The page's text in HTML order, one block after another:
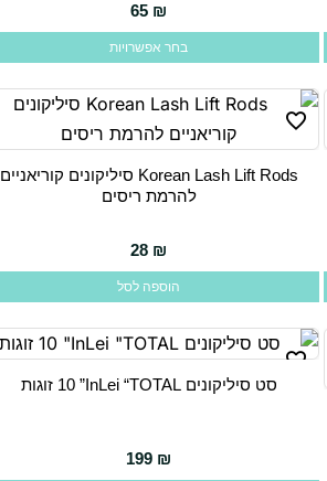
65 ₪
בחר אפשרויות
מספר
סוגים.
ניתן
לבחור
את
האפשרויות
Korean Lash Lift Rods סיליקונים קוריאניים
להרמת ריסים
28 ₪
הוספה לסל
סט סיליקונים InLei “TOTAL” ‏10 זוגות
199 ₪